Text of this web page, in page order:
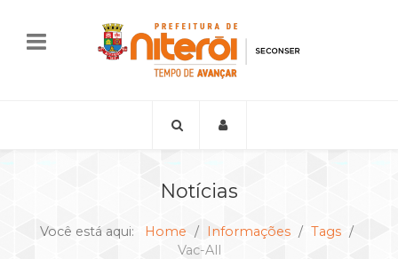
Notícias
Você está aqui: Home Informações
Tags
Vac-All